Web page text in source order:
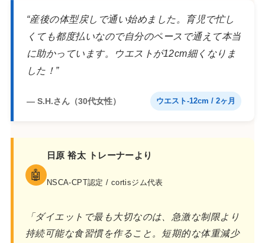
“産後の体型戻しで通い始めました。育児で忙し
くても都度払いなので自分のペースで通えて本当
に助かっています。ウエストが12cm細くなりま
した！”
— S.H.さん（30代女性） ウエスト-12cm / 2ヶ月
🤖
日原 裕太 トレーナーより
NSCA-CPT認定 / cortisジム代表
「ダイエットで最も大切なのは、急激な制限より
持続可能な食習慣を作ること。短期的な体重減少